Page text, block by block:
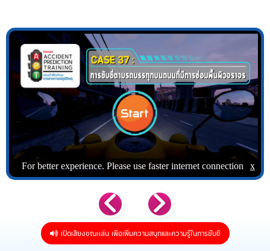
เปิดเสียงขณะเล่น เพื่อเพิ่มความสนุกและความรู้ในการขับขี่